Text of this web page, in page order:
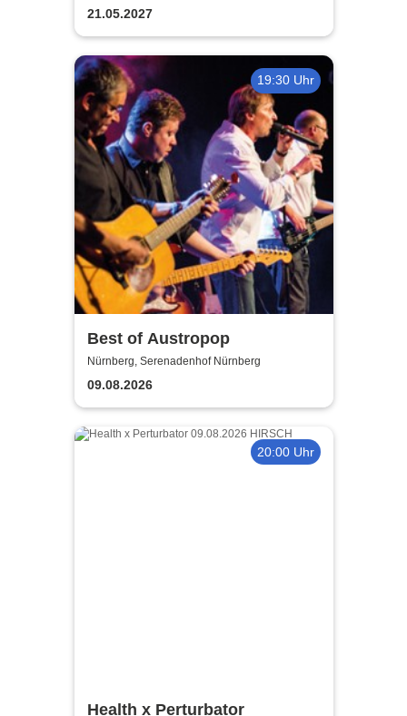
21.05.2027
19:30 Uhr
Best of Austropop
Nürnberg, Serenadenhof Nürnberg
09.08.2026
20:00 Uhr
Health x Perturbator